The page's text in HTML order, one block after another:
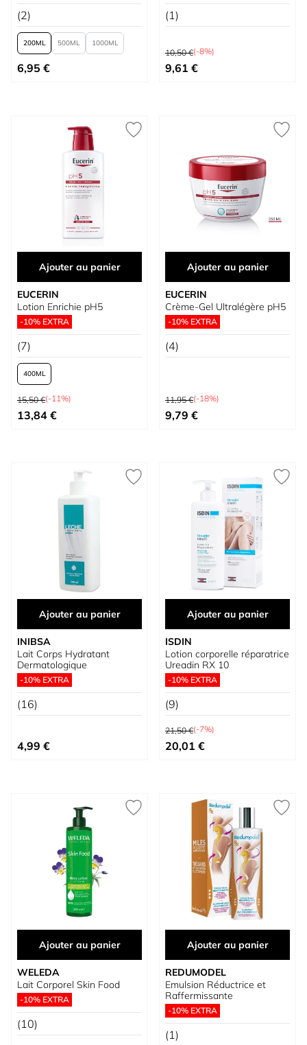
(2)
200 500 1000
À partir de
6,95 €
(1)
Prix normal
10,50 €(-8%)
Prix spécial
9,61 €
Ajouter au panier
EUCERIN
Lotion Enrichie pH5
-10% EXTRA
(7)
400
Prix normal
15,50 €(-11%)
À partir de
13,84 €
Ajouter au panier
EUCERIN
Crème-Gel Ultralégère pH5
-10% EXTRA
(4)
Prix normal
11,95 €(-18%)
Prix spécial
9,79 €
Ajouter au panier
INIBSA
Lait Corps Hydratant
Dermatologique
-10% EXTRA
(16)
4,99 €
Ajouter au panier
ISDIN
Lotion corporelle réparatrice
Ureadin RX 10
-10% EXTRA
(9)
Prix normal
21,50 €(-7%)
Prix spécial
20,01 €
Ajouter au panier
WELEDA
Lait Corporel Skin Food
-10% EXTRA
(10)
Ajouter au panier
REDUMODEL
Emulsion Réductrice et
Raffermissante
-10% EXTRA
(1)